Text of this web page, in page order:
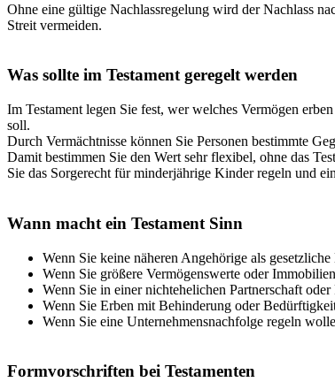
Ohne eine gültige Nachlassregelung wird der Nachlass
Streit vermeiden.
Was sollte im Testament geregelt werden
Im Testament legen Sie fest, wer welches Vermögen
soll.
Durch Vermächtnisse können Sie Personen bestimmte
Damit bestimmen Sie den Wert sehr flexibel, ohne das
Sie das Sorgerecht für minderjährige Kinder regeln und
Wann macht ein Testament Sinn
Wenn Sie keine näheren Angehörige als
Wenn Sie größere Vermögenswerte oder
Wenn Sie in einer nichtehelichen Partnerschaft
Wenn Sie Erben mit Behinderung oder
Wenn Sie eine Unternehmensnachfolge regeln
Formvorschriften bei Testamenten